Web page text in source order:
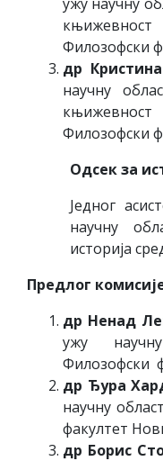
књижевност
Филозофски
др
научну
књижевност
Филозофски
Одсек за
Једног
научну
историја
Предлог
др Ненад
ужу
Филозофски
др Ђура
научну
факултет
др Борис